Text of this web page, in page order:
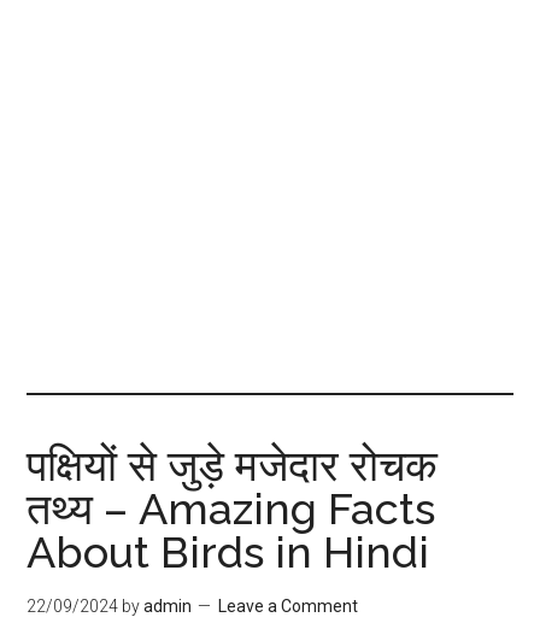
पक्षियों से जुड़े मजेदार रोचक
तथ्य – Amazing Facts
About Birds in Hindi
22/09/2024 byadmin Leave a Comment